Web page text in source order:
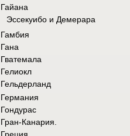
Гайана
Эссекуибо и Демерара
Гамбия
Гана
Гватемала
Гелиокл
Гельдерланд
Германия
Гондурас
Гран-Канария.